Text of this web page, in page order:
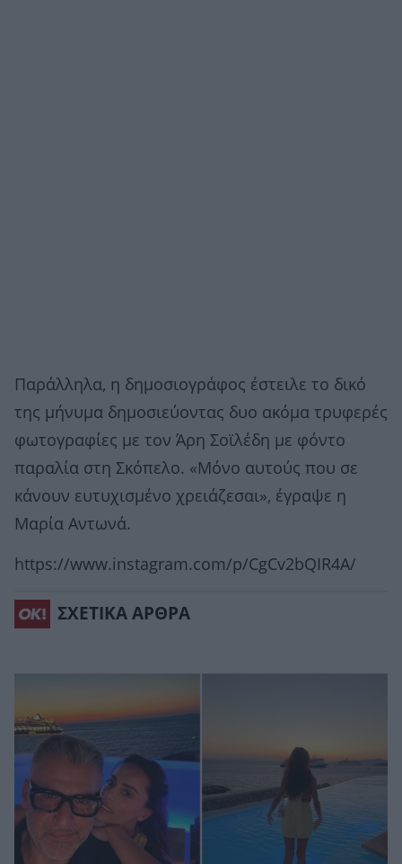
Παράλληλα, η δημοσιογράφος έστειλε το δικό
της μήνυμα δημοσιεύοντας δυο ακόμα τρυφερές
φωτογραφίες με τον Άρη Σοϊλέδη με φόντο
παραλία στη Σκόπελο. «Μόνο αυτούς που σε
κάνουν ευτυχισμένο χρειάζεσαι», έγραψε η
Μαρία Αντωνά.
https://www.instagram.com/p/CgCv2bQIR4A/
ΣΧΕΤΙΚΑ ΑΡΘΡΑ